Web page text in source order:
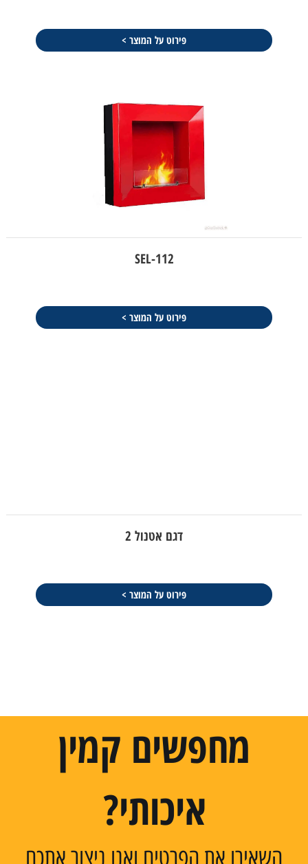
פירוט על המוצר >
SEL-112
פירוט על המוצר >
דגם אטנול 2
פירוט על המוצר >
מחפשים קמין
איכותי?
השאירו את הפרטים ואנו ניצור אתכם